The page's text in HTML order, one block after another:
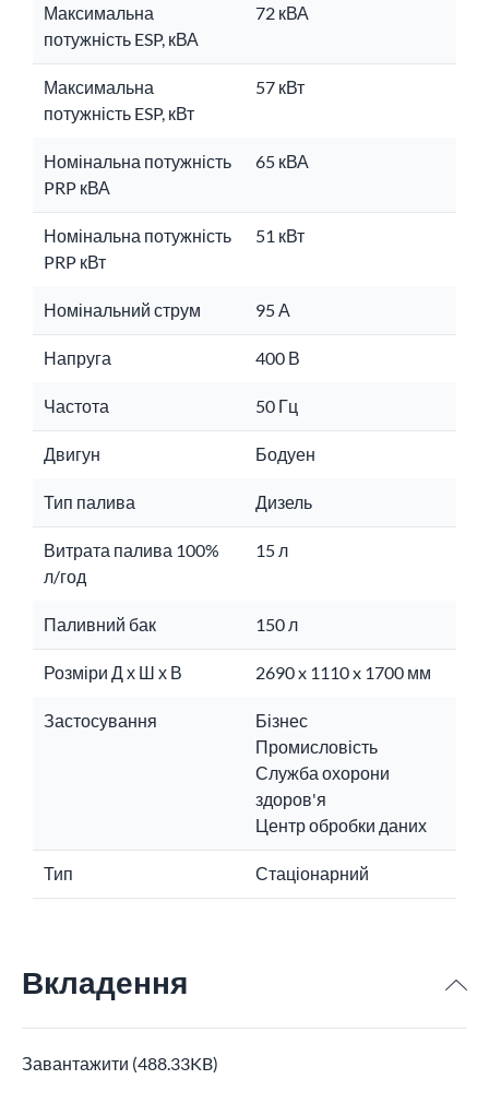
Максимальна
потужність ESP, кВА
72 кВА
Максимальна
потужність ESP, кВт
57 кВт
Номінальна потужність
PRP кВА
65 кВА
Номінальна потужність
PRP кВт
51 кВт
Номінальний струм 95 А
Напруга 400 В
Частота 50 Гц
Двигун Бодуен
Тип палива Дизель
Витрата палива 100%
л/год
15 л
Паливний бак 150 л
Розміри Д х Ш х В 2690 x 1110 x 1700 мм
Застосування
Бізнес
Промисловість
Служба охорони
здоров'я
Центр обробки даних
Тип Стаціонарний
Вкладення
Завантажити (488.33KB)